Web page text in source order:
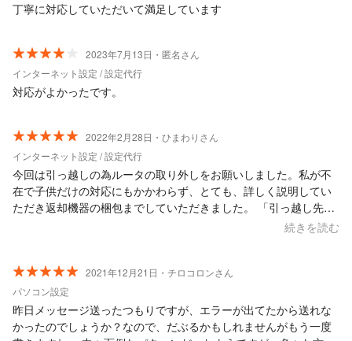
丁寧に対応していただいて満足しています
2023年7月13日・匿名さん
インターネット設定 / 設定代行
対応がよかったです。
2022年2月28日・ひまわりさん
インターネット設定 / 設定代行
今回は引っ越しの為ルータの取り外しをお願いしました。私が不
在で子供だけの対応にもかかわらず、とても、詳しく説明してい
ただき返却機器の梱包までしていただきました。 「引っ越し先で
のWi-Fi機器の取り付けで、困り事があれば連絡してください。」
ことがあったらまたぜひお願いしたいです。
続きを読む
2021年12月21日・チロコロンさん
パソコン設定
昨日メッセージ送ったつもりですが、エラーが出てたから送れな
かったのでしょうか？なので、だぶるかもしれませんがもう一度